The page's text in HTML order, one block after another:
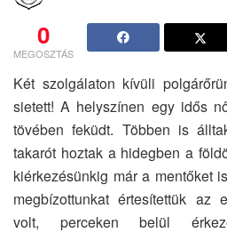
0
MEGOSZTÁS
Két szolgálaton kívüli
sietett! A helyszínen egy idős
tövében feküdt. Többen is
takarót hoztak a hidegben a
kiérkezésünkig már a mentőket
megbízottunkat értesítettük az
volt, perceken belül